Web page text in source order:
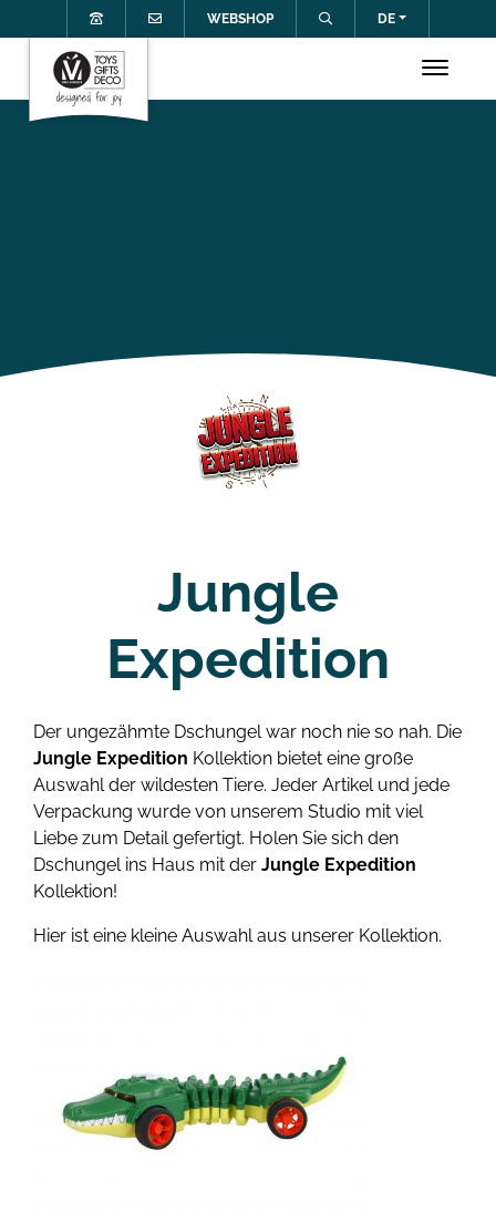
WEBSHOP DE
Jungle
Expedition
Der ungezähmte Dschungel war noch nie so nah. Die
Jungle Expedition Kollektion bietet eine große
Auswahl der wildesten Tiere. Jeder Artikel und jede
Verpackung wurde von unserem Studio mit viel
Liebe zum Detail gefertigt. Holen Sie sich den
Dschungel ins Haus mit der Jungle Expedition
Kollektion!
Hier ist eine kleine Auswahl aus unserer Kollektion.